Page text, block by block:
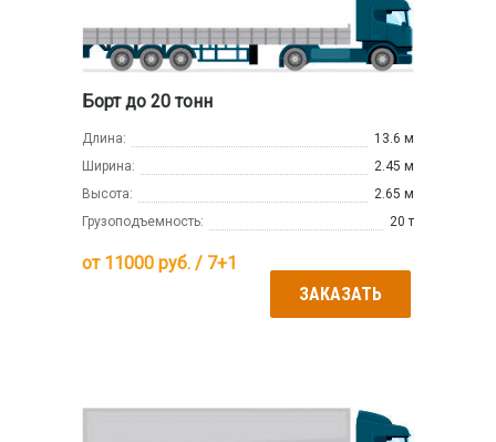
Борт до 20 тонн
Длина:
13.6 м
Ширина:
2.45 м
Высота:
2.65 м
Грузоподъемность:
20 т
от 11000 руб. / 7+1
ЗАКАЗАТЬ